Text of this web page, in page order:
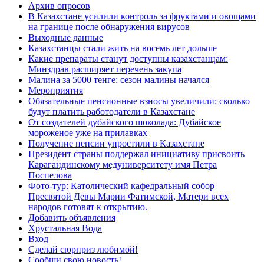
Архив опросов
В Казахстане усилили контроль за фруктами и овощами
на границе после обнаружения вирусов
Выходные данные
Казахстанцы стали жить на восемь лет дольше
Какие препараты станут доступны казахстанцам:
Минздрав расширяет перечень закупа
Малина за 5000 тенге: сезон малины начался
Мероприятия
Обязательные пенсионные взносы увеличили: сколько
будут платить работодатели в Казахстане
От создателей дубайского шоколада: Дубайское
мороженое уже на прилавках
Получение пенсии упростили в Казахстане
Президент страны поддержал инициативу присвоить
Карагандинскому медуниверситету имя Петра
Поспелова
Фото-тур: Католический кафедральный собор
Пресвятой Девы Марии Фатимской, Матери всех
народов готовят к открытию.
Добавить объявления
Хрустальная Вода
Вход
Сделай сюрприз любимой!